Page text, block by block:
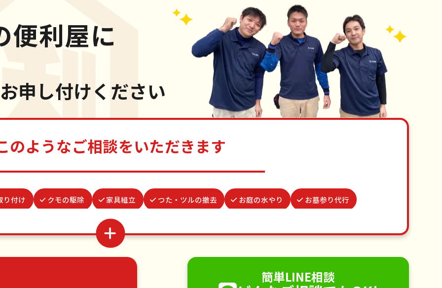
便利屋に
お申し付けください
のようなご相談をいただきます
り付け クモの駆除 家具組立 つた・ツルの撤去 お庭の水やり お墓参り代行
物置解体
結婚式代理出席
植木の剪定 植木の伐採
簡単LINE相談